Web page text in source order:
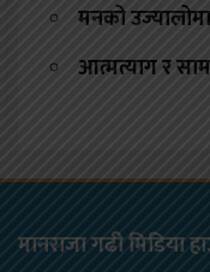
मनको
आत्मत्याग र
मानराजा गढी मिडिया